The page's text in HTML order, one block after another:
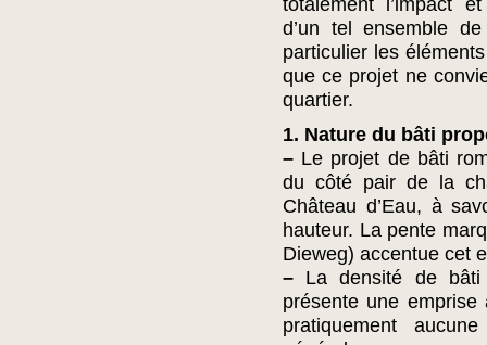
totalement l’impact
d’un tel ensemble
particulier les
que ce projet ne
quartier.
1. Nature du bâti
– Le projet de bâti
du côté pair de la
Château d’Eau, à
hauteur. La pente
Dieweg) accentue cet
– La densité de bâti
présente une
pratiquement